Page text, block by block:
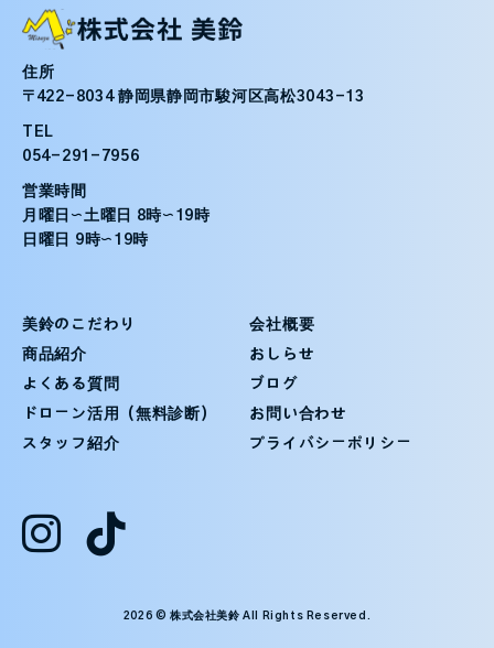
住所
〒422-8034 静岡県静岡市駿河区高松3043-13
TEL
054-291-7956
営業時間
月曜日〜土曜日 8時〜19時
日曜日 9時〜19時
美鈴のこだわり
商品紹介
よくある質問
ドローン活用（無料診断）
スタッフ紹介
会社概要
おしらせ
ブログ
お問い合わせ
プライバシーポリシー
2026 © 株式会社美鈴 All Rights Reserved.